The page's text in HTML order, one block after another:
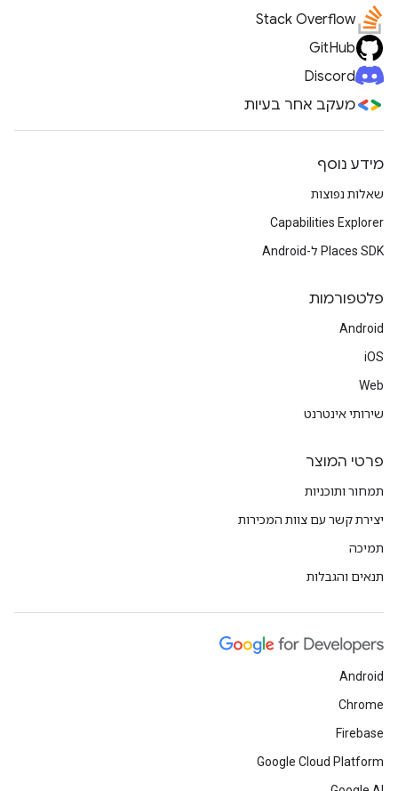
Stack Overflow
GitHub
Discord
מעקב אחר בעיות
מידע נוסף
שאלות נפוצות
Capabilities Explorer
Places SDK ל-Android
פלטפורמות
Android
iOS
Web
שירותי אינטרנט
פרטי המוצר
תמחור ותוכניות
יצירת קשר עם צוות המכירות
תמיכה
תנאים והגבלות
Android
Chrome
Firebase
Google Cloud Platform